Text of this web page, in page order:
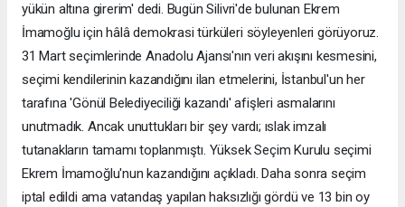
yükün altına girerim' dedi. Bugün Silivri'de bulunan Ekrem
İmamoğlu için hâlâ demokrasi türküleri söyleyenleri görüyoruz.
31 Mart seçimlerinde Anadolu Ajansı'nın veri akışını kesmesini,
seçimi kendilerinin kazandığını ilan etmelerini, İstanbul'un her
tarafına 'Gönül Belediyeciliği kazandı' afişleri asmalarını
unutmadık. Ancak unuttukları bir şey vardı; ıslak imzalı
tutanakların tamamı toplanmıştı. Yüksek Seçim Kurulu seçimi
Ekrem İmamoğlu'nun kazandığını açıkladı. Daha sonra seçim
iptal edildi ama vatandaş yapılan haksızlığı gördü ve 13 bin oy